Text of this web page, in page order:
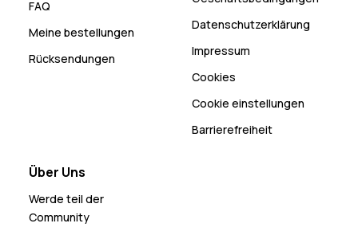
FAQ
Meine bestellungen
Rücksendungen
Datenschutzerklärung
Impressum
Cookies
Cookie einstellungen
Barrierefreiheit
Über Uns
Werde teil der
Community